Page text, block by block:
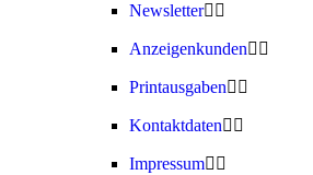
Newsletter
Anzeigenkunden
Printausgaben
Kontaktdaten
Impressum